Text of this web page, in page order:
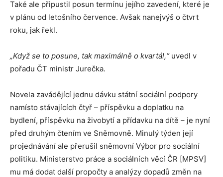
Také ale připustil posun termínu jejího zavedení, které je
v plánu od letošního července. Avšak nanejvýš o čtvrt
roku, jak řekl.
„Když se to posune, tak maximálně o kvartál,“uvedl v
pořadu ČT ministr Jurečka.
Novela zavádějící jednu dávku státní sociální podpory
namísto stávajících čtyř – příspěvku a doplatku na
bydlení, příspěvku na živobytí a přídavku na dítě – je nyní
před druhým čtením ve Sněmovně. Minulý týden její
projednávání ale přerušil sněmovní Výbor pro sociální
politiku. Ministerstvo práce a sociálních věcí ČR [MPSV]
mu má dodat další propočty a analýzy dopadů změn na